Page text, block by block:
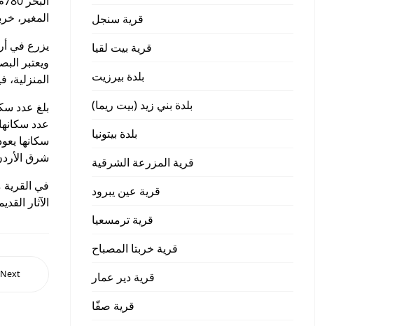
المغير،
يزرع في
ويعتبر
سكانها
شرق
في
الآثار
Next
قرية سنجل
قرية بيت لقيا
بلدة بيرزيت
بلدة بني زيد (بيت ريما)
بلدة بيتونيا
قرية المزرعة الشرقية
قرية عين يبرود
قرية ترمسعيا
قرية خربتا المصباح
قرية دير عمار
قرية صفّا